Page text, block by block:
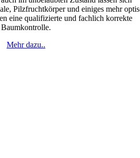
Pilzfruchtkörper und einiges mehr
eine qualifizierte und fachlich korrekte
Baumkontrolle.
Mehr dazu..